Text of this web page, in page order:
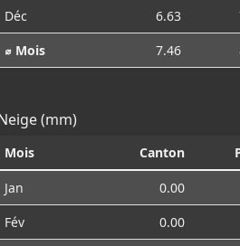
Déc
6.63
⌀ Mois
7.46
(mm)
Mois Canton
Jan 0.00
Fév
0.00